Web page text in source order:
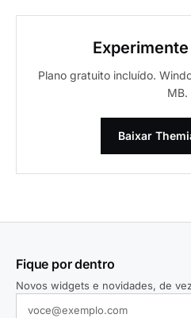
Plano gratuito incluído.
MB.
Baixar
Fique por dentro
Novos widgets e novidades, de